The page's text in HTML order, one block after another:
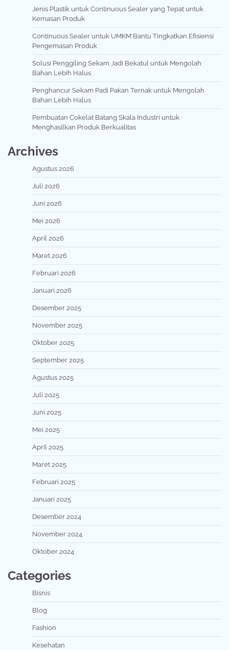
Jenis Plastik untuk Continuous Sealer yang Tepat untuk
Kemasan Produk
Continuous Sealer untuk UMKM Bantu Tingkatkan Efisiensi
Pengemasan Produk
Solusi Penggiling Sekam Jadi Bekatul untuk Mengolah
Bahan Lebih Halus
Penghancur Sekam Padi Pakan Ternak untuk Mengolah
Bahan Lebih Halus
Pembuatan Cokelat Batang Skala Industri untuk
Menghasilkan Produk Berkualitas
Archives
Agustus 2026
Juli 2026
Juni 2026
Mei 2026
April 2026
Maret 2026
Februari 2026
Januari 2026
Desember 2025
November 2025
Oktober 2025
September 2025
Agustus 2025
Juli 2025
Juni 2025
Mei 2025
April 2025
Maret 2025
Februari 2025
Januari 2025
Desember 2024
November 2024
Oktober 2024
Categories
Bisnis
Blog
Fashion
Kesehatan